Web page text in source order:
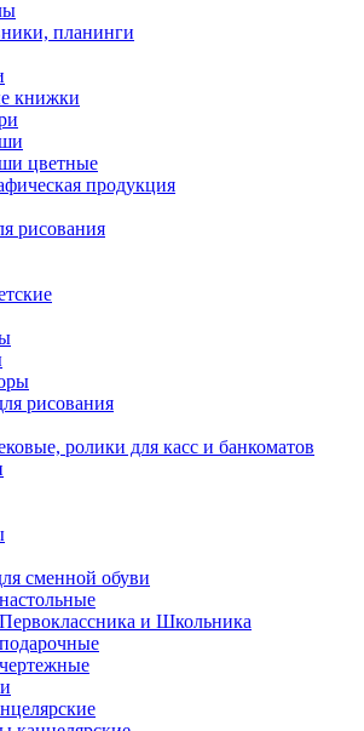
планинги
книжки
цветные
продукция
рисования
рисования
ролики для касс и банкоматов
сменной обуви
и Школьника